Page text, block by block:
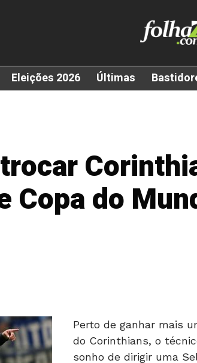
Eleições 2026 Últimas
Copa do
Perto de ganhar mais
do Corinthians, o
sonho de dirigir uma